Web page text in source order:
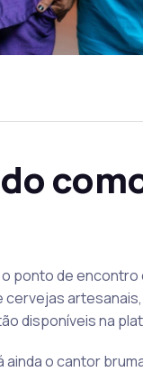
ponto de encontro
disponíveis na
o cantor